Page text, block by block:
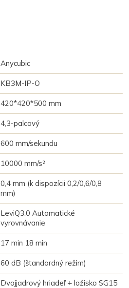
Anycubic
KB3M-IP-O
420*420*500 mm
4,3-palcový
600 mm/sekundu
10000 mm/s²
0,4 mm (k dispozícii 0,2/0,6/0,8
mm)
LeviQ3.0 Automatické
vyrovnávanie
17 min 18 min
60 dB (štandardný režim)
Dvojjadrový hriadeľ + ložisko SG15